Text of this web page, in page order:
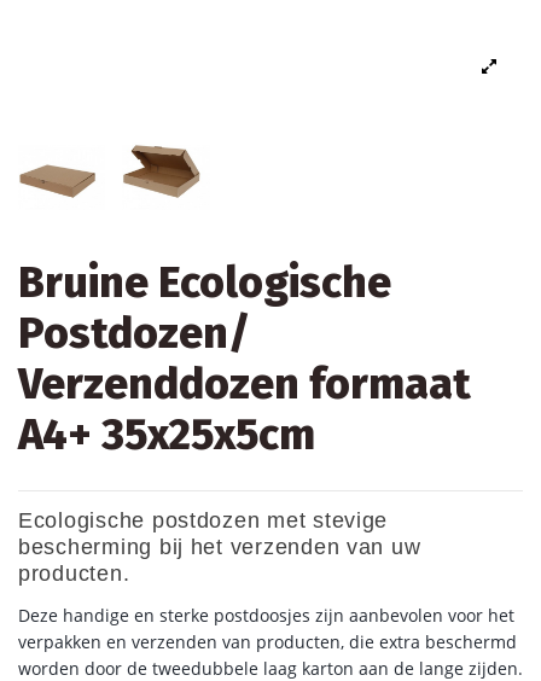
Bruine Ecologische
Postdozen/
Verzenddozen formaat
A4+ 35x25x5cm
Ecologische postdozen met stevige
bescherming bij het verzenden van uw
producten.
Deze handige en sterke postdoosjes zijn aanbevolen voor het
verpakken en verzenden van producten, die extra beschermd
worden door de tweedubbele laag karton aan de lange zijden.